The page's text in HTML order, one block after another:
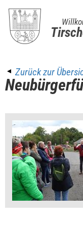
Zurück zur